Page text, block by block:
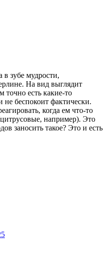
в зубе мудрости,
На вид выглядит
точно есть какие-то
не беспокоит фактически.
когда ем что-то
например). Это
заносить такое? Это и есть